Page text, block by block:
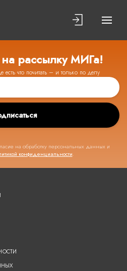
рассылку МИГа!
есть что почитать – и только по делу
на обработку персональных данных и
конфиденциальности.